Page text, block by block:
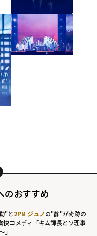
のおすすめ
"と2PM ジュノの"静"が奇跡の
快コメディ「キム課長とソ理事
」